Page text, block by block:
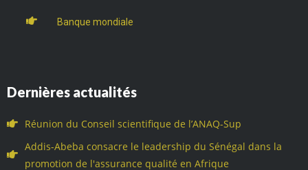
Banque mondiale
Dernières actualités
Réunion du Conseil scientifique de l’ANAQ-Sup
Addis-Abeba consacre le leadership du Sénégal dans la
promotion de l'assurance qualité en Afrique